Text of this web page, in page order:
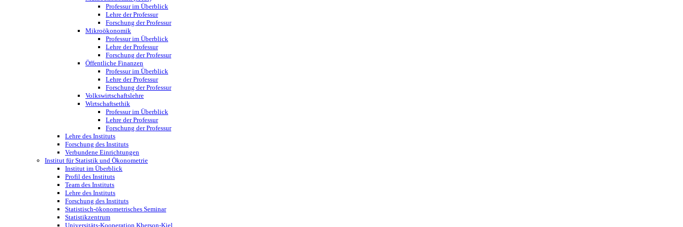
Professur im Überblick
Lehre der Professur
Forschung der Professur
Mikroökonomik
Professur im Überblick
Lehre der Professur
Forschung der Professur
Öffentliche Finanzen
Professur im Überblick
Lehre der Professur
Forschung der Professur
Volkswirtschaftslehre
Wirtschaftsethik
Professur im Überblick
Lehre der Professur
Forschung der Professur
Lehre des Instituts
Forschung des Instituts
Verbundene Einrichtungen
Institut für Statistik und Ökonometrie
Institut im Überblick
Profil des Instituts
Team des Instituts
Lehre des Instituts
Forschung des Instituts
Statistisch-ökonometrisches Seminar
Statistikzentrum
Universitäts-Kooperation Kherson-Kiel